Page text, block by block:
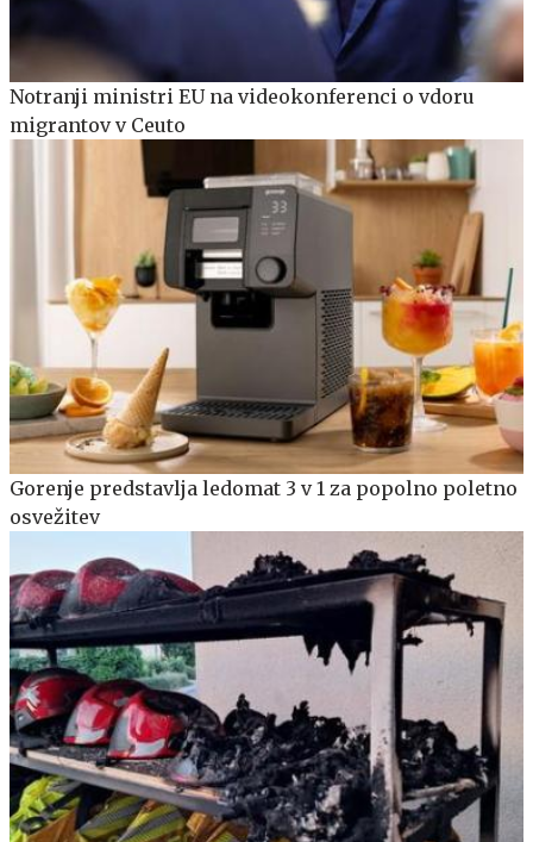
Notranji ministri EU na videokonferenci o vdoru
migrantov v Ceuto
Gorenje predstavlja ledomat 3 v 1 za popolno poletno
osvežitev